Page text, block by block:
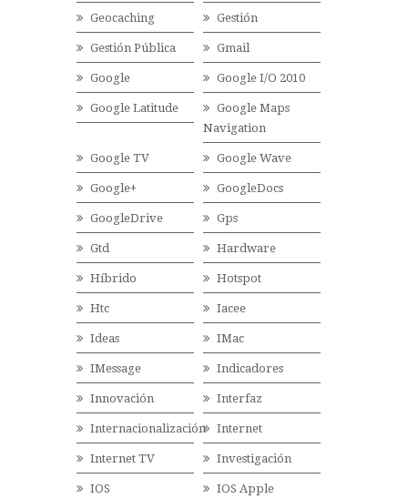
Geocaching Gestión
Gestión Pública Gmail
Google Google I/O 2010
Google Latitude
Google Maps
Navigation
Google TV Google Wave
Google+ GoogleDocs
GoogleDrive Gps
Gtd Hardware
Híbrido Hotspot
Htc Iacee
Ideas IMac
IMessage Indicadores
Innovación Interfaz
Internacionalización Internet
Internet TV Investigación
IOS IOS Apple